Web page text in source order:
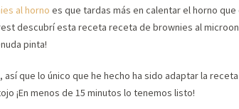
al horno es que tardas más en calentar el horno
descubrí esta receta receta de brownies al
pinta!
que lo único que he hecho ha sido adaptar la receta
¡En menos de 15 minutos lo tenemos listo!